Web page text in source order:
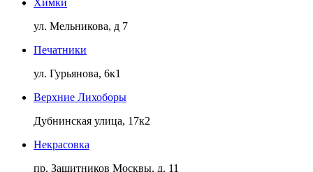
ул. Мельникова, д 7
Печатники
ул. Гурьянова, 6к1
Верхние Лихоборы
Дубнинская улица, 17к2
Некрасовка
пр. Защитников Москвы, д. 11